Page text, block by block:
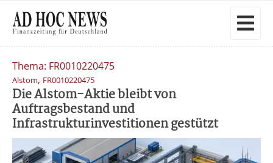
Thema: FR0010220475
Alstom, FR0010220475
Die Alstom-Aktie bleibt von
Auftragsbestand und
Infrastrukturinvestitionen gestützt